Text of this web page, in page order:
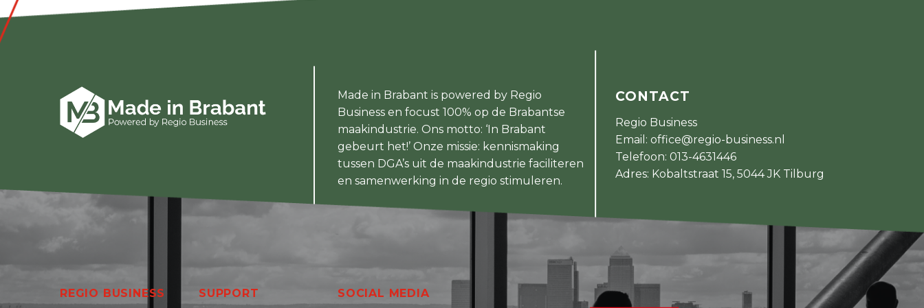
Made in Brabant is powered by Regio
Business en focust 100% op de Brabantse
maakindustrie. Ons motto: ‘In Brabant
gebeurt het!’ Onze missie: kennismaking
tussen DGA’s uit de maakindustrie faciliteren
en samenwerking in de regio stimuleren.
CONTACT
Regio Business
Email: office@regio-business.nl
Telefoon: 013-4631446
Adres: Kobaltstraat 15, 5044 JK Tilburg
REGIO BUSINESS SUPPORT SOCIAL MEDIA